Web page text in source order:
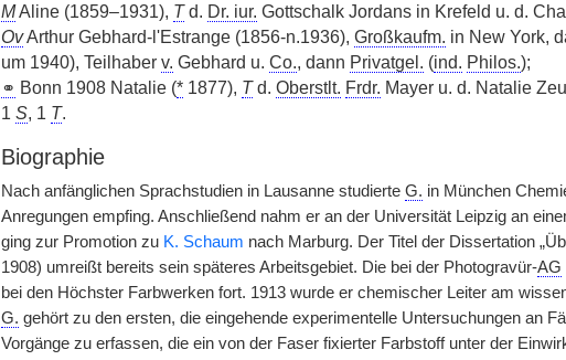
MAline (1859–1931), Td. Dr. iur. Gottschalk Jordans in Krefeld u. d.
OvArthur Gebhard-l'Estrange (1856-n.1936), Großkaufm. in New York,
um 1940), Teilhaber v. Gebhard u. Co., dann Privatgel. (ind. Philos.);
⚭ Bonn 1908 Natalie (*1877), Td. Oberstlt. Frdr. Mayer u. d. Natalie
1 S, 1 T.
Biographie
Nach anfänglichen Sprachstudien in Lausanne studierte G. in München
Anregungen empfing. Anschließend nahm er an der Universität Leipzig an
ging zur Promotion zu K. Schaum nach Marburg. Der Titel der Dissertation
1908) umreißt bereits sein späteres Arbeitsgebiet. Die bei der Photogravür-AG
bei den Höchster Farbwerken fort. 1913 wurde er chemischer Leiter am
G. gehört zu den ersten, die eingehende experimentelle Untersuchungen an
Vorgänge zu erfassen, die ein von der Faser fixierter Farbstoff unter der